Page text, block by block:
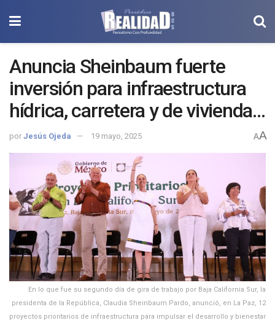
Anuncia Sheinbaum fuerte
inversión para infraestructura
hídrica, carretera y de vivienda
en BCS.
por Jesús Ojeda 19 mayo, 2025 AA
En lo que fue su segundo día de gira de trabajo por Baja California Sur, la
presidenta de la República, Claudia Sheinbaum Pardo, anunció, en La Paz, 12
proyectos prioritarios de infraestructura para impulsar el desarrollo y bienestar